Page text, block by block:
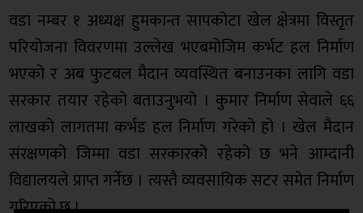
वडा नम्बर १ अध्यक्ष हुमकान्त सापकोटा खेल क्षेत्रमा विस्तृत
परियोजना विवरणमा उल्लेख भएबमोजिम कर्भट हल निर्माण
भएको र अब फुटबल मैदान व्यवस्थित बनाउनका लागि वडा
सरकार तयार रहेको बताउनुभयो । कुमार निर्माण सेवाले ६६
लाखको लागतमा कर्भड हल निर्माण गरेको हो । खेल मैदान
संरक्षणको जिम्मा वडा सरकारको रहेको छ भने आम्दानी
विद्यालयले प्राप्त गर्नेछ । त्यस्तै व्यवसायिक सटर समेत निर्माण
गरिएको छ ।